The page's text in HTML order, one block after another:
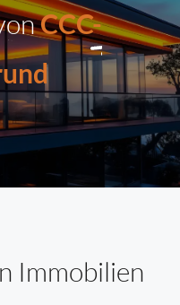
CCC-
Immobilien